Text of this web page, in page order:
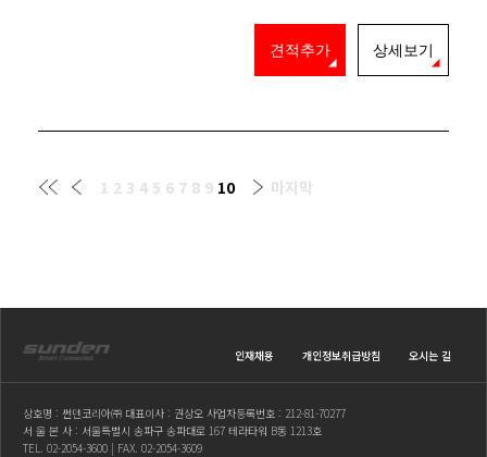
견적추가 상세보기
1 2 3 4 5 6 7 8 9 10 마지막
인재채용 개인정보취급방침 오시는 길
상호명 : 썬덴코리아㈜ 대표이사 : 권상오 사업자등록번호 : 212-81-70277
서 울 본 사 : 서울특별시 송파구 송파대로 167 테라타워 B동 1213호
TEL. 02-2054-3600 | FAX. 02-2054-3609